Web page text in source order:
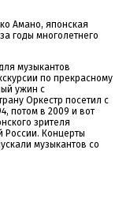
Амано, японская
годы многолетнего
музыкантов
по прекрасному
ужин с
Оркестр посетил с
потом в 2009 и вот
зрителя
России. Концерты
музыкантов со